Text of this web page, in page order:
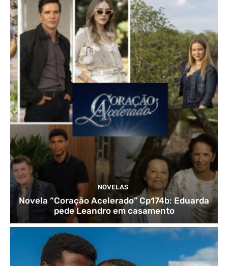
NOVELAS
Novela “Coração Acelerado” Cp174b: Eduarda
pede Leandro em casamento